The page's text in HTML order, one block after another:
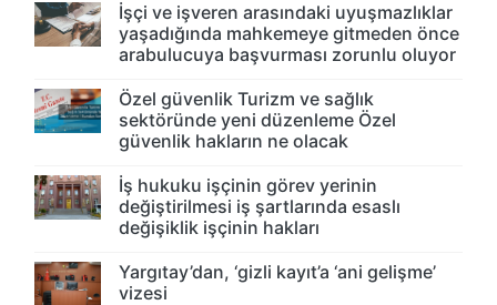
İşçi ve işveren arasındaki uyuşmazlıklar
yaşadığında mahkemeye gitmeden önce
arabulucuya başvurması zorunlu oluyor
Özel güvenlik Turizm ve sağlık
sektöründe yeni düzenleme Özel
güvenlik hakların ne olacak
İş hukuku işçinin görev yerinin
değiştirilmesi iş şartlarında esaslı
değişiklik işçinin hakları
Yargıtay’dan, ‘gizli kayıt’a ‘ani gelişme’
vizesi